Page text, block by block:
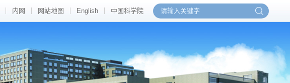
内网 网站地图 English 中国科学院